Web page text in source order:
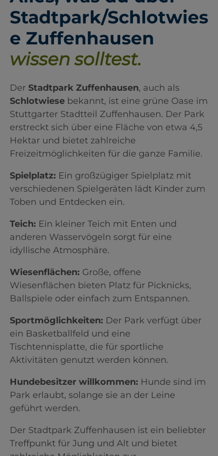
Stadtpark/Schlotwies
e Zuffenhausen
wissen solltest.
Der Stadtpark Zuffenhausen, auch als
Schlotwiese bekannt, ist eine grüne Oase im
Stuttgarter Stadtteil Zuffenhausen. Der Park
erstreckt sich über eine Fläche von etwa 4,5
Hektar und bietet zahlreiche
Freizeitmöglichkeiten für die ganze Familie.​
Spielplatz: Ein großzügiger Spielplatz mit
verschiedenen Spielgeräten lädt Kinder zum
Toben und Entdecken ein.​
Teich: Ein kleiner Teich mit Enten und
anderen Wasservögeln sorgt für eine
idyllische Atmosphäre.​
Wiesenflächen: Große, offene
Wiesenflächen bieten Platz für Picknicks,
Ballspiele oder einfach zum Entspannen.​
Sportmöglichkeiten: Der Park verfügt über
ein Basketballfeld und eine
Tischtennisplatte, die für sportliche
Aktivitäten genutzt werden können.​
Hundebesitzer willkommen: Hunde sind im
Park erlaubt, solange sie an der Leine
geführt werden.​
Der Stadtpark Zuffenhausen ist ein beliebter
Treffpunkt für Jung und Alt und bietet